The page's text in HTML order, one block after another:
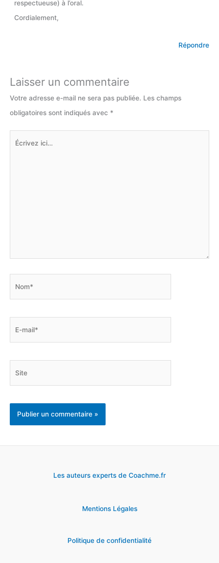
respectueuse) à l’oral.
Cordialement,
Répondre
Laisser un commentaire
Votre adresse e-mail ne sera pas publiée. Les champs
obligatoires sont indiqués avec *
Les auteurs experts de Coachme.fr
Mentions Légales
Politique de confidentialité